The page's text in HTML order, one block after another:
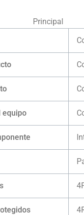
Principal
equipo